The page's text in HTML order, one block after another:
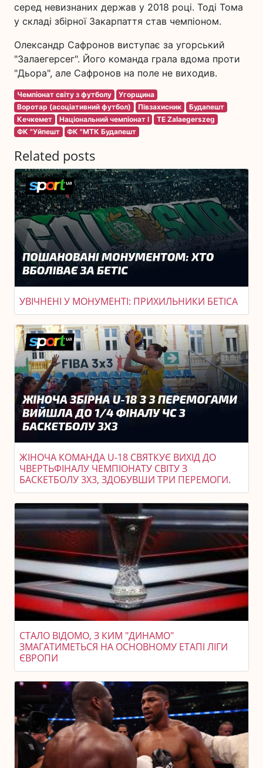
серед невизнаних держав у 2018 році. Тоді Тома
у складі збірної Закарпаття став чемпіоном.
Олександр Сафронов виступає за угорський
"Залаегерсег". Його команда грала вдома проти
"Дьора", але Сафронов на поле не виходив.
Чемпіонат світу з футболу
Угорщина
Воротар (асоціативний футбол)
Півзахисник
Будапешт
Кечкемет
Національний чемпіонат I
TE Zalaegerszeg
ФК "Уйпешт
ФК "МТК Будапешт
Related posts
УВІЧНЕНІ У МОНУМЕНТІ: ПРИХИЛЬНИКИ БЕТІСА
ЖІНОЧА КОМАНДА U-18 СВЯТКУЄ ВИХІД ДО
ЧВЕРТЬФІНАЛУ ЧЕМПІОНАТУ СВІТУ З
БАСКЕТБОЛУ 3X3, ЗДОБУВШИ ТРИ ПЕРЕМОГИ.
СТАЛО ВІДОМО, З КИМ "ДИНАМО"
ЗМАГАТИМЕТЬСЯ НА ОСНОВНОМУ ЕТАПІ ЛІГИ
ЄВРОПИ